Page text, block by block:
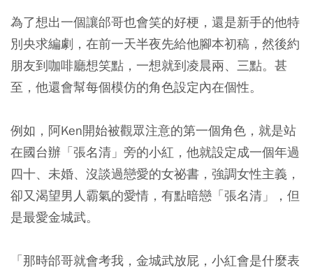
為了想出一個讓邰哥也會笑的好梗，還是新手的他特
別央求編劇，在前一天半夜先給他腳本初稿，然後約
朋友到咖啡廳想笑點，一想就到凌晨兩、三點。甚
至，他還會幫每個模仿的角色設定內在個性。
例如，阿Ken開始被觀眾注意的第一個角色，就是站
在國台辦「張名清」旁的小紅，他就設定成一個年過
四十、未婚、沒談過戀愛的女祕書，強調女性主義，
卻又渴望男人霸氣的愛情，有點暗戀「張名清」，但
是最愛金城武。
「那時邰哥就會考我，金城武放屁，小紅會是什麼表